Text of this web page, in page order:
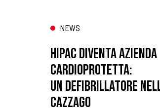
NEWS
HIPAC DIVENTA AZIENDA
CARDIOPROTETTA:
UN DEFIBRILLATORE
CAZZAGO